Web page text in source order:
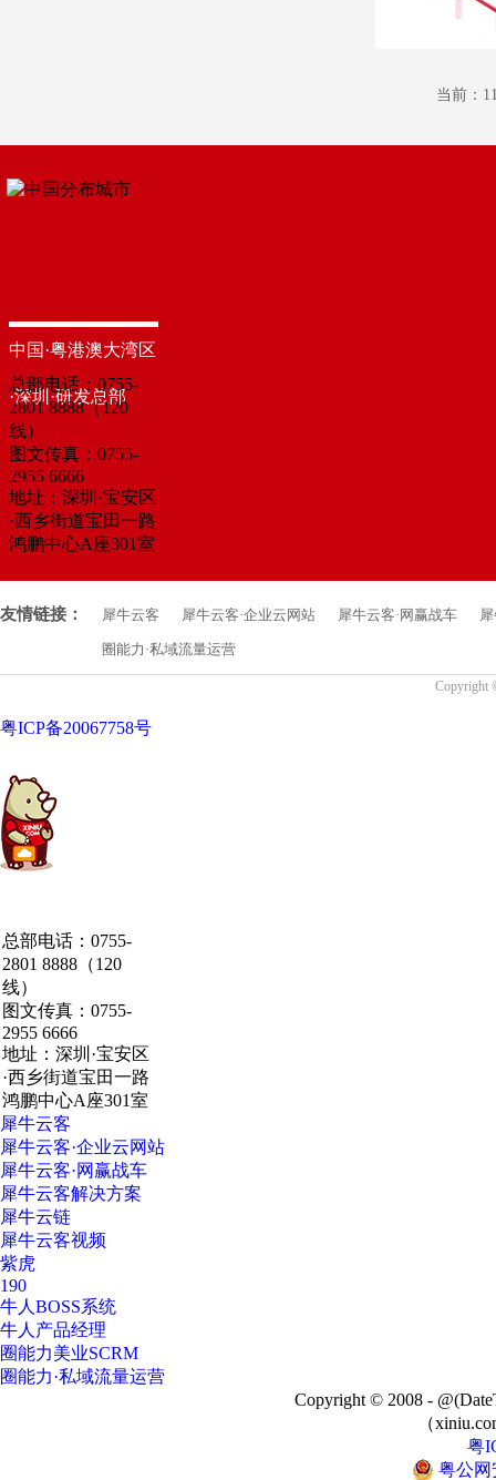
当前：
中国·粤港澳大湾区
·深圳·研发总部
总部电话：0755-
2801 8888（120
线）
图文传真：0755-
2955 6666
地址：深圳·宝安区
·西乡街道宝田一路
鸿鹏中心A座301室
友情链接： 犀牛云客 犀牛云客·企业云网站 犀牛云客·网赢战车
圈能力·私域流量运营
Copyright
粤ICP备20067758号
·深圳·研发总部
总部电话：0755-
2801 8888（120
线）
图文传真：0755-
2955 6666
地址：深圳·宝安区
·西乡街道宝田一路
鸿鹏中心A座301室
犀牛云客
犀牛云客·企业云网站
犀牛云客·网赢战车
犀牛云客解决方案
犀牛云链
犀牛云客视频
紫虎
190
牛人BOSS系统
牛人产品经理
圈能力美业SCRM
圈能力·私域流量运营
Copyright © 2008 -
（
粤
粤公网